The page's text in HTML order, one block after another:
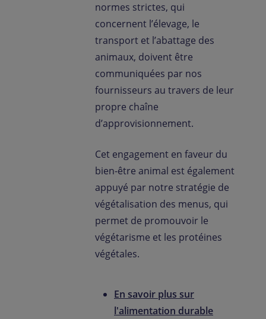
normes strictes, qui
concernent l’élevage, le
transport et l’abattage des
animaux, doivent être
communiquées par nos
fournisseurs au travers de leur
propre chaîne
d’approvisionnement.
Cet engagement en faveur du
bien-être animal est également
appuyé par notre stratégie de
végétalisation des menus, qui
permet de promouvoir le
végétarisme et les protéines
végétales.
En savoir plus sur
l'alimentation durable